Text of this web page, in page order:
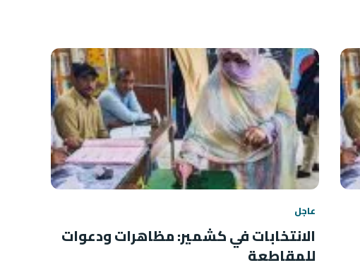
عاجل
الانتخابات في كشمير: مظاهرات ودعوات
للمقاطعة